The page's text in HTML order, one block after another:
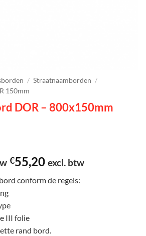
/ Straatnaamborden /
150mm
DOR – 800x150mm
€55,20 excl. btw
conform de regels:
III folie
rand bord.